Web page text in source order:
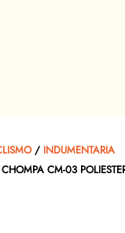
/ INDUMENTARIA
CM-03